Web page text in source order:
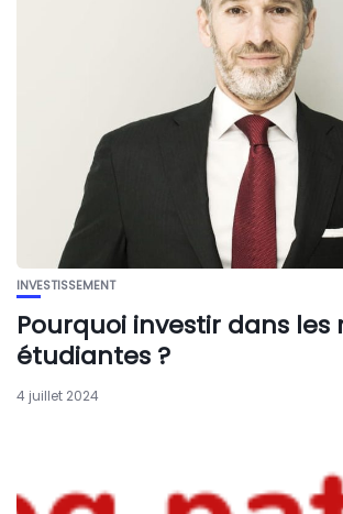
INVESTISSEMENT
Pourquoi investir dans les
étudiantes ?
4 juillet 2024